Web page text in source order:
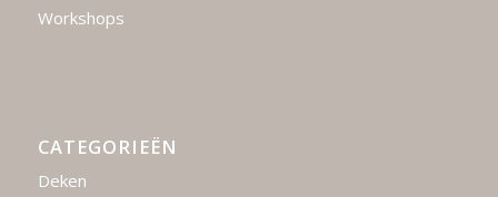
Workshops
CATEGORIEËN
Deken